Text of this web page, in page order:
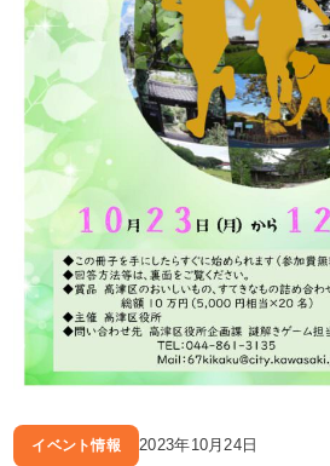
イベント情報 2023年10月24日